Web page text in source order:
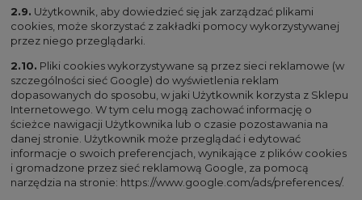
2.9. Użytkownik, aby dowiedzieć się jak zarządzać plikami
cookies, może skorzystać z zakładki pomocy wykorzystywanej
przez niego przeglądarki.
2.10. Pliki cookies wykorzystywane są przez sieci reklamowe (w
szczególności sieć Google) do wyświetlenia reklam
dopasowanych do sposobu, w jaki Użytkownik korzysta z Sklepu
Internetowego. W tym celu mogą zachować informację o
ścieżce nawigacji Użytkownika lub o czasie pozostawania na
danej stronie. Użytkownik może przeglądać i edytować
informacje o swoich preferencjach, wynikające z plików cookies
i gromadzone przez sieć reklamową Google, za pomocą
narzędzia na stronie: https://www.google.com/ads/preferences/.